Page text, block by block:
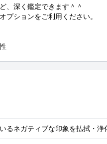
、深く鑑定できます＾＾
ションをご利用ください。
るネガティブな印象を払拭・浄